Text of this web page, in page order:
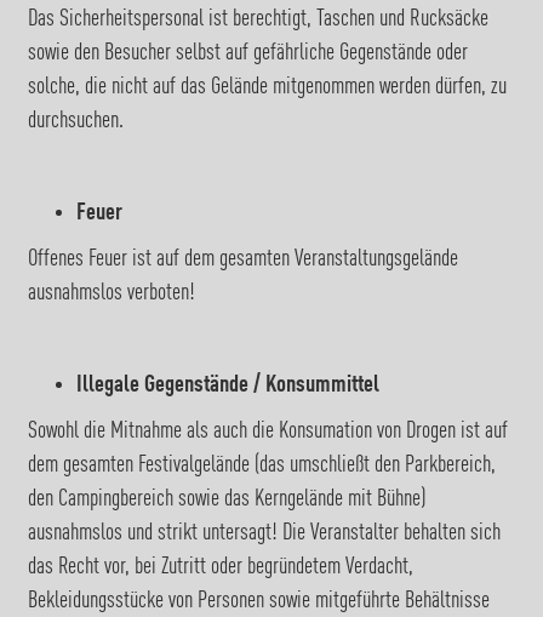
Das Sicherheitspersonal ist berechtigt, Taschen und Rucksäcke
sowie den Besucher selbst auf gefährliche Gegenstände oder
solche, die nicht auf das Gelände mitgenommen werden dürfen, zu
durchsuchen.
Feuer
Offenes Feuer ist auf dem gesamten Veranstaltungsgelände
ausnahmslos verboten!
Illegale Gegenstände / Konsummittel
Sowohl die Mitnahme als auch die Konsumation von Drogen ist auf
dem gesamten Festivalgelände (das umschließt den Parkbereich,
den Campingbereich sowie das Kerngelände mit Bühne)
ausnahmslos und strikt untersagt! Die Veranstalter behalten sich
das Recht vor, bei Zutritt oder begründetem Verdacht,
Bekleidungsstücke von Personen sowie mitgeführte Behältnisse